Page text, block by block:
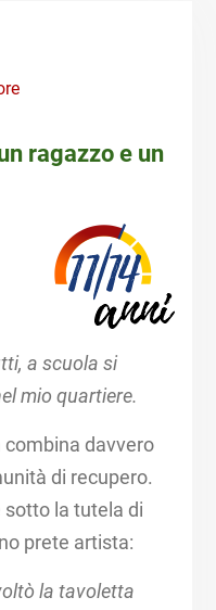
ragazzo e un
a scuola si
mio quartiere.
combina davvero
di recupero.
sotto la tutela di
prete artista:
la tavoletta